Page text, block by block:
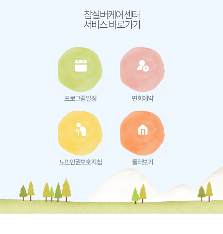
참실버케어센터
서비스 바로가기
프로그램일정 면회예약
노인인권보호지침 둘러보기